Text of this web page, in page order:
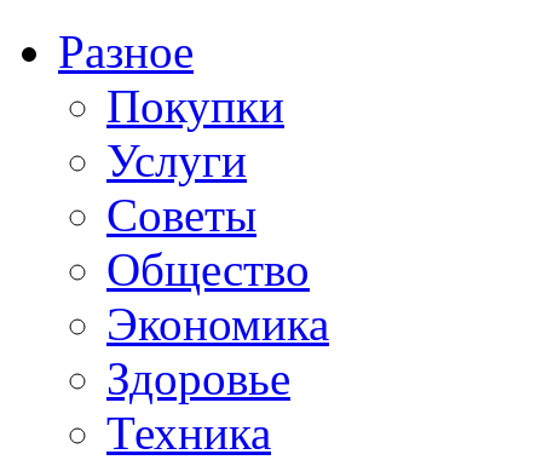
Разное
Покупки
Услуги
Советы
Общество
Экономика
Здоровье
Техника